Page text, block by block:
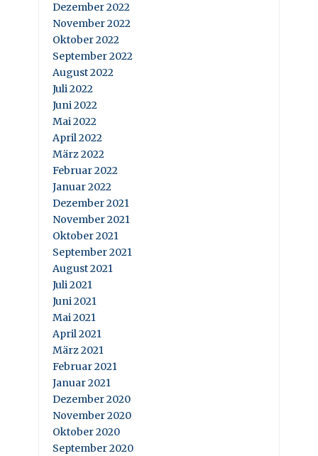
Dezember 2022
November 2022
Oktober 2022
September 2022
August 2022
Juli 2022
Juni 2022
Mai 2022
April 2022
März 2022
Februar 2022
Januar 2022
Dezember 2021
November 2021
Oktober 2021
September 2021
August 2021
Juli 2021
Juni 2021
Mai 2021
April 2021
März 2021
Februar 2021
Januar 2021
Dezember 2020
November 2020
Oktober 2020
September 2020